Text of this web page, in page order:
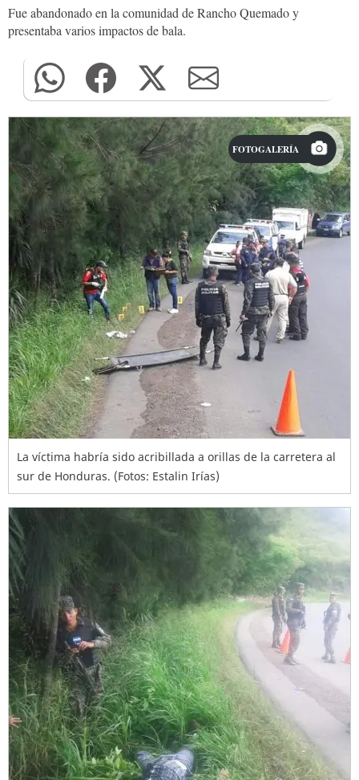
Fue abandonado en la comunidad de Rancho Quemado y
presentaba varios impactos de bala.
FOTOGALERÍA
La víctima habría sido acribillada a orillas de la carretera al
sur de Honduras. (Fotos: Estalin Irías)